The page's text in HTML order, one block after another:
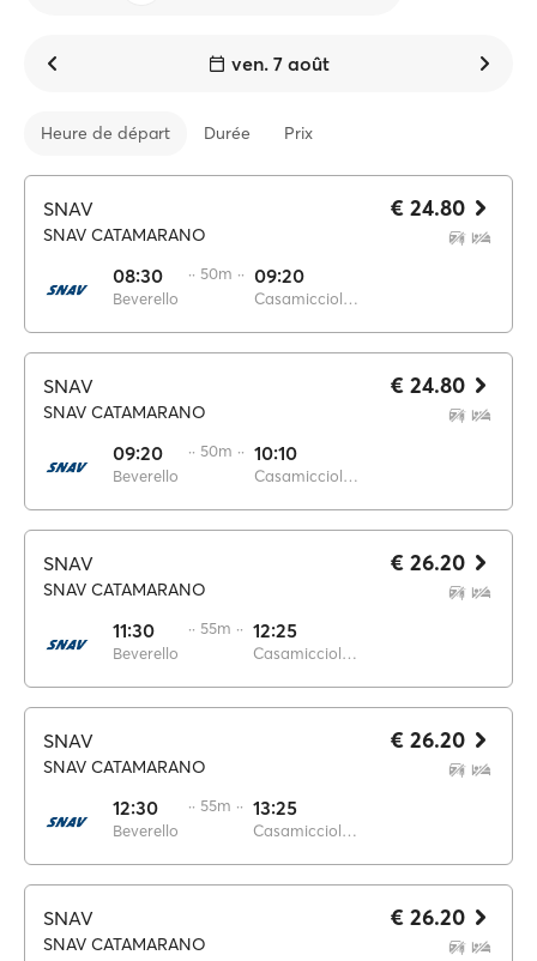
ven. 7 août
Heure de départ Durée Prix
SNAV
SNAV CATAMARANO
08:30
Beverello
·· 50m ·· 09:20
Casamicciola Terme
€ 24.80
SNAV
SNAV CATAMARANO
09:20
Beverello
·· 50m ·· 10:10
Casamicciola Terme
€ 24.80
SNAV
SNAV CATAMARANO
11:30
Beverello
·· 55m ·· 12:25
Casamicciola Terme
€ 26.20
SNAV
SNAV CATAMARANO
12:30
Beverello
·· 55m ·· 13:25
Casamicciola Terme
€ 26.20
SNAV
SNAV CATAMARANO
€ 26.20